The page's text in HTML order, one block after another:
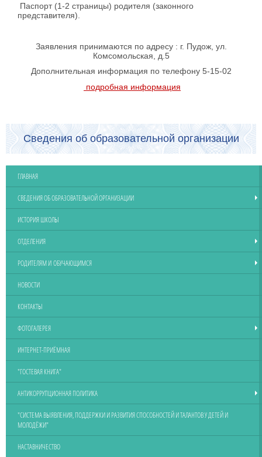
Паспорт (1-2 страницы) родителя (законного
представителя).
Заявления принимаются по адресу : г. Пудож, ул.
Комсомольская, д.5
Дополнительная информация по телефону 5-15-02
подробная информация
Сведения об образовательной организации
ГЛАВНАЯ
СВЕДЕНИЯ ОБ ОБРАЗОВАТЕЛЬНОЙ ОРГАНИЗАЦИИ
ИСТОРИЯ ШКОЛЫ
ОТДЕЛЕНИЯ
РОДИТЕЛЯМ И ОБУЧАЮЩИМСЯ
НОВОСТИ
КОНТАКТЫ
ФОТОГАЛЕРЕЯ
ИНТЕРНЕТ-ПРИЁМНАЯ
"ГОСТЕВАЯ КНИГА"
АНТИКОРРУПЦИОННАЯ ПОЛИТИКА
"СИСТЕМА ВЫЯВЛЕНИЯ, ПОДДЕРЖКИ И РАЗВИТИЯ СПОСОБНОСТЕЙ И ТАЛАНТОВ У ДЕТЕЙ И
МОЛОДЁЖИ"
НАСТАВНИЧЕСТВО